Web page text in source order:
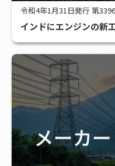
令和4年1月31日発行 第
インドにエンジンの新